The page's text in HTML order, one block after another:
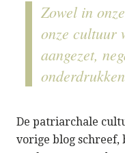
Zowel in
onze cultuur
aangezet,
onderdrukken
De patriarchale
vorige blog schreef,